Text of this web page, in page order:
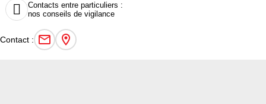

Contacts entre particuliers :
nos conseils de vigilance
Contact :